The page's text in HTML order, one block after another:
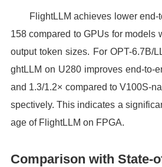
FlightLLM achieves lower
158 compared to GPUs for models
output token sizes. For OPT-6.7B/
ghtLLM on U280 improves end-to-
and 1.3/1.2× compared to V100S-
spectively. This indicates a
age of FlightLLM on FPGA.
Comparison with State-